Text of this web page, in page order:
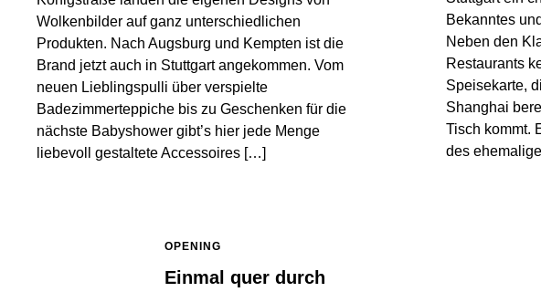
Wolkenbilder auf ganz unterschiedlichen
Produkten. Nach Augsburg und Kempten ist die
Brand jetzt auch in Stuttgart angekommen. Vom
neuen Lieblingspulli über verspielte
Badezimmerteppiche bis zu Geschenken für die
nächste Babyshower gibt’s hier jede Menge
liebevoll gestaltete Accessoires […]
Bekanntes
Neben den
Restaurants
Speisekarte,
Shanghai
Tisch kommt.
des
OPENING
Einmal quer durch